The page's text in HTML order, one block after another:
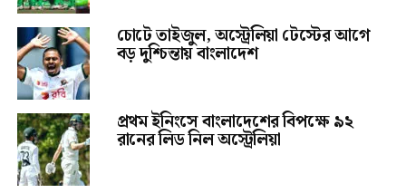
চোটে তাইজুল, অস্ট্রেলিয়া টেস্টের আগে
বড় দুশ্চিন্তায় বাংলাদেশ
প্রথম ইনিংসে বাংলাদেশের বিপক্ষে ৯২
রানের লিড নিল অস্ট্রেলিয়া